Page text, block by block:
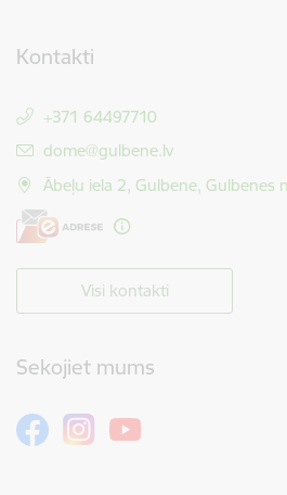
Kontakti
+371 64497710
E-pasts:
dome@gulbene.lv
Ābeļu iela 2, Gulbene, Gulbenes
Visi kontakti
Sekojiet mums